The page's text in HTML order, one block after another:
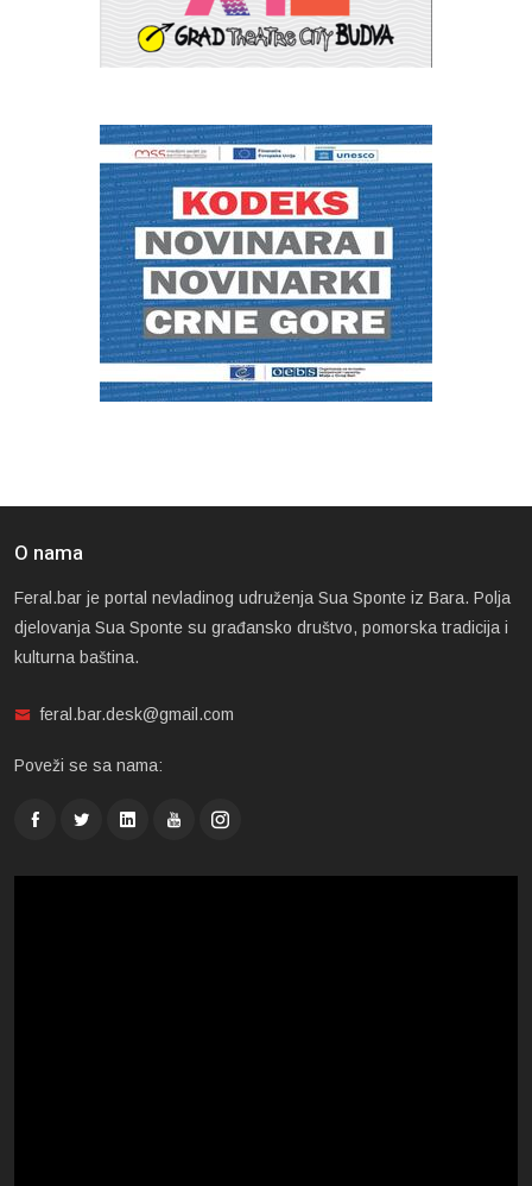
O nama
Feral.bar je portal nevladinog udruženja Sua Sponte iz Bara. Polja
djelovanja Sua Sponte su građansko društvo, pomorska tradicija i
kulturna baština.
feral.bar.desk@gmail.com
Poveži se sa nama: